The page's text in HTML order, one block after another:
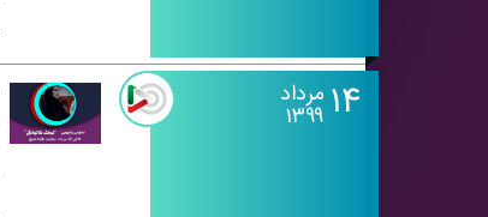
۱۴ مرداد
۱۳۹۹